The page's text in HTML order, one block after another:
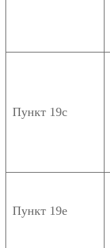
Пункт 19с
Пункт 19е